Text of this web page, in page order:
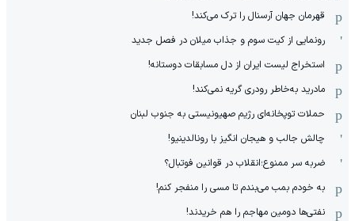
قهرمان جهان آرسنال را ترک می‌کند!
رونمایی از کیت سوم و جذاب میلان در فصل جدید
استخراج لیست ایران از دل مسابقات دوستانه!
مادرید به‌خاطر رودری گریه نمی‌کند!
حملات توپخانه‌ای رژیم صهیونیستی به جنوب لبنان
چالش جالب و هیجان انگیز با رونالدینیو!
ضربه سر ممنوع؛انقلاب در قوانین فوتبال؟
به خودم بمب می‌بندم تا مسی را منفجر کنم!
نفتی‌ها دومین مهاجم را هم خریدند!